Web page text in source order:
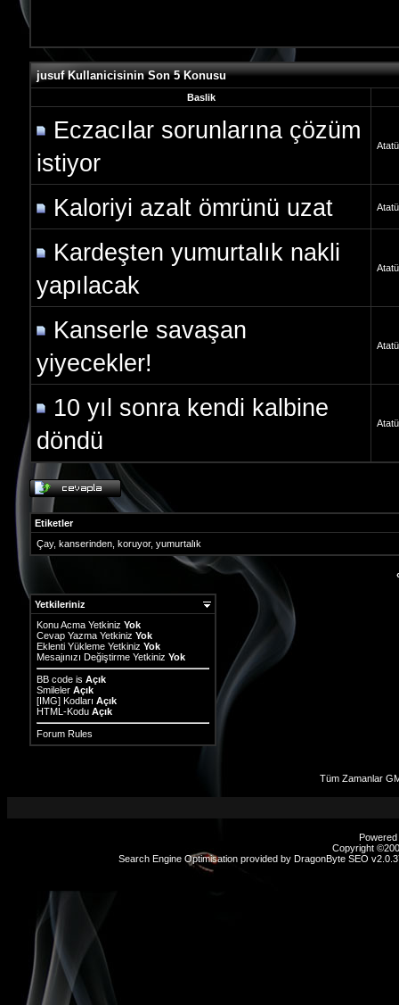
jusuf Kullanicisinin Son 5 Konusu
Baslik
Eczacılar sorunlarına çözüm
istiyor
Kaloriyi azalt ömrünü uzat
Kardeşten yumurtalık nakli
yapılacak
Kanserle savaşan
yiyecekler!
10 yıl sonra kendi kalbine
döndü
Etiketler
Çay, kanserinden koruyor, yumurtalık
Yetkileriniz
Konu Acma Yetkiniz Yok
Cevap Yazma Yetkiniz Yok
Eklenti Yükleme Yetkiniz Yok
Mesajınızı Değiştirme Yetkiniz Yok
BB code is Açık
Smileler Açık
[IMG] Kodları Açık
HTML-Kodu Açık
Forum Rules
Tüm Zamanlar
Copyright
Search Engine Optimisation provided by DragonByte SEO